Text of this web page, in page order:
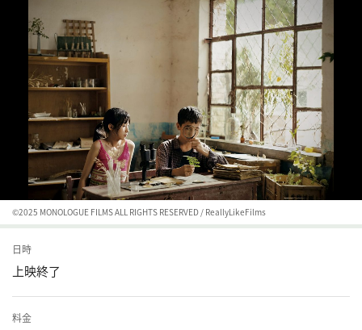
今月のスケジュール
MONTHLY SCHEDULE
©️2025 MONOLOGUE FILMS ALL RIGHTS RESERVED / ReallyLikeFilms
日時
上映終了
料金